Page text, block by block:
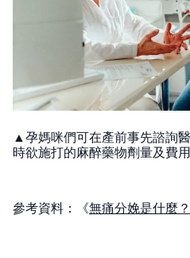
▲孕媽咪們可在產前事先諮詢
時欲施打的麻醉藥物劑量及費用
參考資料：《無痛分娩是什麼